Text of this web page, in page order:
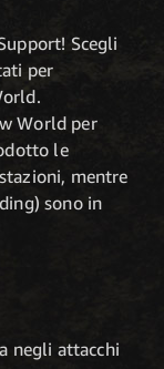
Scegli
per
World per
le
mentre
sono in
negli attacchi